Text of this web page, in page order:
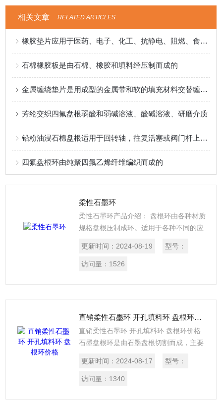
相关文章 RELATED ARTICLES
橡胶垫片应用于医药、电子、化工、抗静电、阻燃、食品等行业
石棉橡胶板是由石棉、橡胶和填料经压制而成的
金属缠绕垫片是用成型的金属带和软的填充材料交替缠绕制成的
芳纶交织四氟盘根弱酸和弱碱溶液、酸碱溶液、研磨介质
铅粉油浸石棉盘根适用于回转轴，往复活塞或阀门杆上作密封材料
四氟盘根环由纯聚四氟乙烯纤维编织而成的
柔性石墨环
柔性石墨环产品介绍： 盘根环由各种材质
规格盘根压制成环。适用于各种不同的应
四角芳纶四氟盘根环，石棉四氟盘根环，
石棉石墨盘根环，高碳纤维盘根环，四氟
更新时间： 2024-08-19 型号：
访问量： 1526
直销柔性石墨环 开孔填料环 盘根环价格
直销柔性石墨环 开孔填料环 盘根环价格
石墨盘根环是由石墨盘根切割而成，主要
丝、镍丝）等增强的石墨线为原料精工编
织而得。
更新时间： 2024-08-17 型号：
访问量： 1340